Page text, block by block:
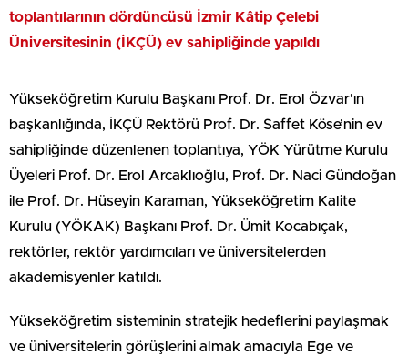
toplantılarının dördüncüsü İzmir Kâtip Çelebi
Üniversitesinin (İKÇÜ) ev sahipliğinde yapıldı
Yükseköğretim Kurulu Başkanı Prof. Dr. Erol Özvar’ın
başkanlığında, İKÇÜ Rektörü Prof. Dr. Saffet Köse’nin ev
sahipliğinde düzenlenen toplantıya, YÖK Yürütme Kurulu
Üyeleri Prof. Dr. Erol Arcaklıoğlu, Prof. Dr. Naci Gündoğan
ile Prof. Dr. Hüseyin Karaman, Yükseköğretim Kalite
Kurulu (YÖKAK) Başkanı Prof. Dr. Ümit Kocabıçak,
rektörler, rektör yardımcıları ve üniversitelerden
akademisyenler katıldı.
Yükseköğretim sisteminin stratejik hedeflerini paylaşmak
ve üniversitelerin görüşlerini almak amacıyla Ege ve